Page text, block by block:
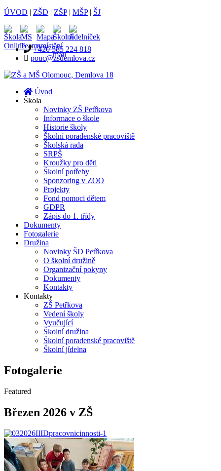
ÚVOD | ZŠD | ZŠP| MŠP| ŠJ
+420 585 224 818
pouc@zsdemlova.cz
Úvod
Škola
Novinky ZŠ Petřkova
Informace o škole
Historie školy
Školní poradenské pracoviště
Školská rada
SRPŠ
Kroužky pro děti
Školní potřeby
Sponzoring v ZOO
Projekty
Fond pomoci dětem
GDPR
Zápis do 1. třídy
Dokumenty
Fotogalerie
Družina
Novinky ŠD Petřkova
O školní družině
Organizační pokyny
Dokumenty
Kontakty
Kontakty
ZŠ Petřkova
Vedení školy
Vyučující
Školní družina
Školní poradenské pracoviště
Školní jídelna
Fotogalerie
Featured
Březen 2026 v ZŠ